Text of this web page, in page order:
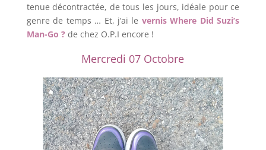
tenue décontractée, de tous les jours, idéale pour ce
genre de temps … Et, j’ai le vernis Where Did Suzi’s
Man-Go ?de chez O.P.I encore !
Mercredi 07 Octobre